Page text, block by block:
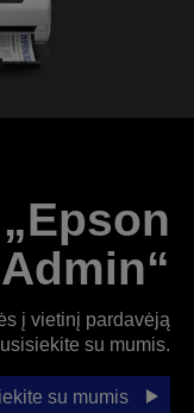
į vietinį pardavėją
su mumis.
su mumis